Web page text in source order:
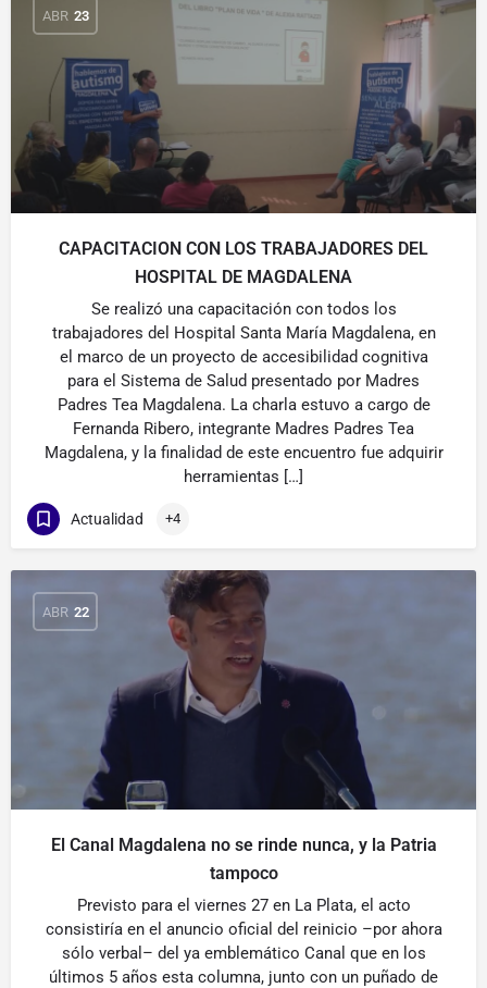
ABR 23
CAPACITACION CON LOS TRABAJADORES DEL
HOSPITAL DE MAGDALENA
Se realizó una capacitación con todos los
trabajadores del Hospital Santa María Magdalena, en
el marco de un proyecto de accesibilidad cognitiva
para el Sistema de Salud presentado por Madres
Padres Tea Magdalena. La charla estuvo a cargo de
Fernanda Ribero, integrante Madres Padres Tea
Magdalena, y la finalidad de este encuentro fue adquirir
herramientas […]
Actualidad +4
ABR 22
El Canal Magdalena no se rinde nunca, y la Patria
tampoco
Previsto para el viernes 27 en La Plata, el acto
consistiría en el anuncio oficial del reinicio –por ahora
sólo verbal– del ya emblemático Canal que en los
últimos 5 años esta columna, junto con un puñado de